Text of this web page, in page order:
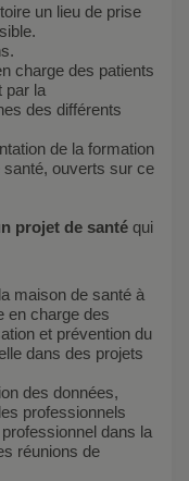
un lieu de prise
charge des patients
par la
des différents
de la formation
ouverts sur ce
projet de santé qui
maison de santé à
en charge des
et prévention du
dans des projets
des données,
professionnels
dans la
réunions de